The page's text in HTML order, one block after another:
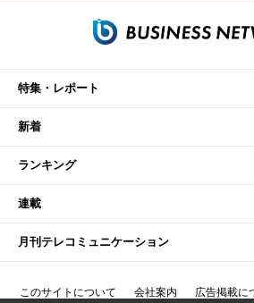
特集・レポート
新着
ランキング
連載
月刊テレコミュニケーション
このサイトについて 会社案内 広告掲載に